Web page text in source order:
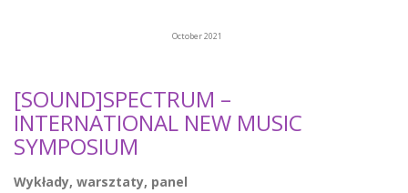
October 2021
[SOUND]SPECTRUM –
INTERNATIONAL NEW MUSIC
SYMPOSIUM
Wykłady, warsztaty, panel